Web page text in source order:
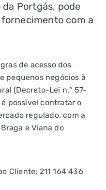
da Portgás, pode
com a
de acesso dos
pequenos negócios à
(Decreto-Lei n.º 57-
possível contratar o
regulado, com a
e Viana do
Cliente: 211 164 436